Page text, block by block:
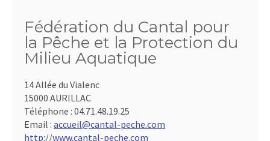
Fédération du Cantal pour
la Pêche et la Protection du
Milieu Aquatique
14 Allée du Vialenc
15000 AURILLAC
Téléphone : 04.71.48.19.25
Email : accueil@cantal-peche.com
http://www.cantal-peche.com